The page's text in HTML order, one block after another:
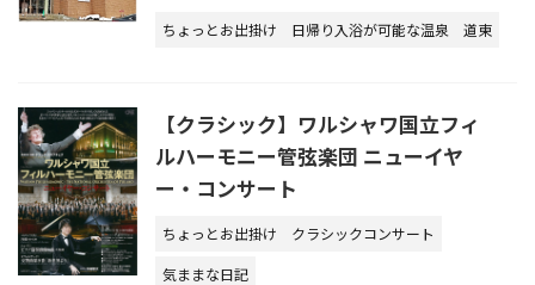
ちょっとお出掛け 日帰り入浴が可能な温泉 道東
【クラシック】ワルシャワ国立フィ
ルハーモニー管弦楽団 ニューイヤ
ー・コンサート
ちょっとお出掛け
クラシックコンサート
気ままな日記